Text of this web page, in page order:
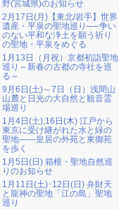
野(宮城県)のお知らせ
2月17日(月)【東北/岩手】世界
遺産・平泉の聖地巡り──争い
のない平和な浄土を願う祈り
の聖地・平泉をめぐる
1月13日（月祝）京都初詣聖地
巡り～新春の古都の寺社を巡
る～
9月6日(土)～7日（日）浅間山
山麓と日光の大自然と観音霊
場巡り
1月4日(土),16日(木) 江戸から
東京に受け継がれた水と緑の
聖地――皇居の外苑と東御苑
を歩く
1月5日(日) 箱根・聖地自然巡
りのお知らせ
1月11日(土)･12日(日) 弁財天
と龍神の聖地「江の島」聖地
巡り